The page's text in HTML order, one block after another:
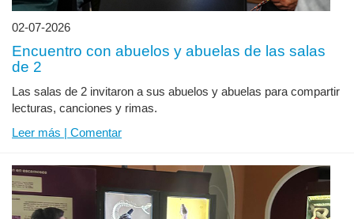
02-07-2026
Encuentro con abuelos y abuelas de las salas
de 2
Las salas de 2 invitaron a sus abuelos y abuelas para compartir
lecturas, canciones y rimas.
Leer más | Comentar